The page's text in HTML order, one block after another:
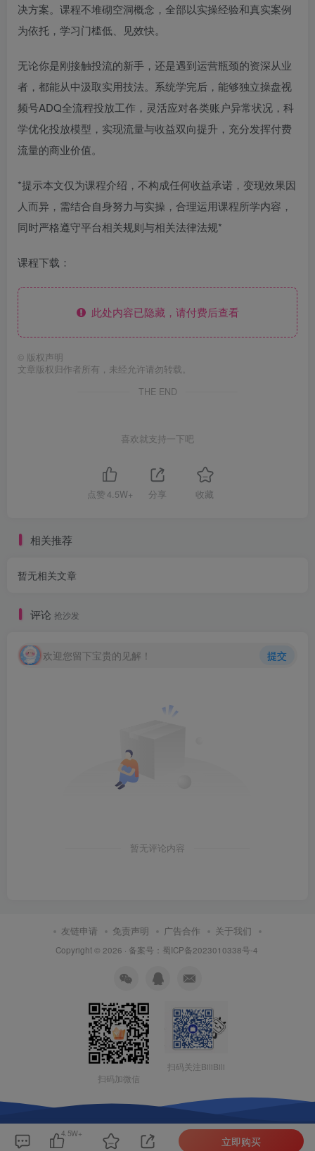
决方案。课程不堆砌空洞概念，全部以实操经验和真实案例
为依托，学习门槛低、见效快。
无论你是刚接触投流的新手，还是遇到运营瓶颈的资深从业
者，都能从中汲取实用技法。系统学完后，能够独立操盘视
频号ADQ全流程投放工作，灵活应对各类账户异常状况，科
学优化投放模型，实现流量与收益双向提升，充分发挥付费
流量的商业价值。
*提示本文仅为课程介绍，不构成任何收益承诺，变现效果因
人而异，需结合自身努力与实操，合理运用课程所学内容，
同时严格遵守平台相关规则与相关法律法规*
课程下载：
此处内容已隐藏，请付费后查看
© 版权声明
文章版权归作者所有，未经允许请勿转载。
THE END
喜欢就支持一下吧
点赞 4.5W+ 分享 收藏
相关推荐
暂无相关文章
评论 抢沙发
欢迎您留下宝贵的见解！ 提交
暂无评论内容
友链申请 免责声明 广告合作 关于我们
Copyright © 2026 · 备案号：蜀ICP备2023010338号-4
扫码加微信
扫码关注BiliBili
4.5W+
立即购买